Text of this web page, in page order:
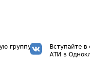
группу
Вступайте
АТИ в